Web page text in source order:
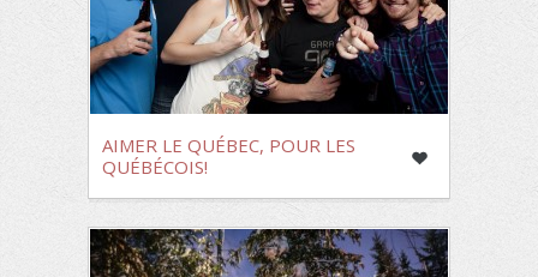
AIMER LE QUÉBEC, POUR LES
QUÉBÉCOIS!